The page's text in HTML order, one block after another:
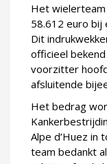
Het wielerteam
58.612 euro bij
Dit
officieel
voorzitter
afsluitende
Het bedrag
Alpe d’Huez in
team bedankt